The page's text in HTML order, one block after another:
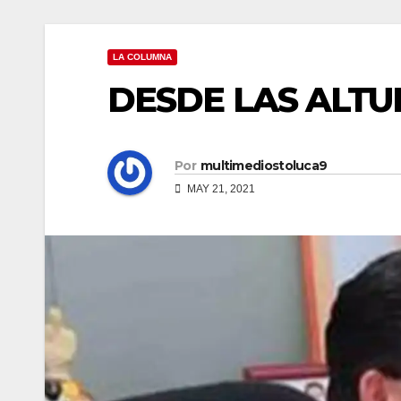
LA COLUMNA
DESDE LAS
Por multimediostoluca9
MAY 21, 2021